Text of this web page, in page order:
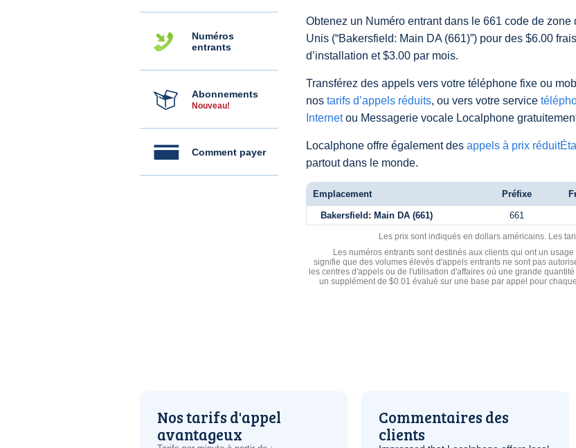
Numéros
entrants
Abonnements
Nouveau!
Comment payer
Obtenez un Numéro entrant dans le 661 code de zone
Unis (“Bakersfield: Main DA (661)”) pour des $6.00 frais
d’installation et $3.00 par mois.
Transférez des appels vers votre téléphone fixe ou
nos tarifs d’appels réduits, ou vers votre service
Internetou Messagerie vocale Localphone
Localphone offre également des appels à prix
partout dans le monde.
Emplacement Préfixe
Bakersfield: Main DA (661) 661
Les prix sont indiqués en dollars américains. Les
Les numéros entrants sont destinés aux clients qui ont un
signifie que des volumes élevés d'appels entrants ne sont pas
les centres d'appels ou de l'utilisation d'affaires où une grande
un supplément de $0.01 évalué sur une base par appel pour
Nos tarifs d'appel
avantageux
Commentaires des
clients